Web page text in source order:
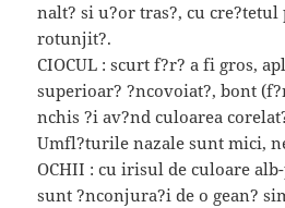
nalt? si u?or tras?, cu
rotunjit?.
CIOCUL : scurt f?r? a fi gros,
superioar? ?ncovoiat?, bont
nchis ?i av?nd culoarea
Umfl?turile nazale sunt mici,
OCHII : cu irisul de culoare
sunt ?nconjura?i de o gean?